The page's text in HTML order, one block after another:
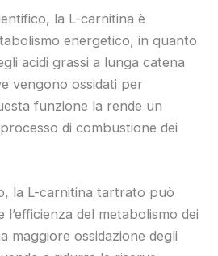
la L-carnitina è
energetico, in quanto
acidi grassi a lunga catena
vengono ossidati per
funzione la rende un
di combustione dei
la L-carnitina tartrato può
del metabolismo dei
maggiore ossidazione degli